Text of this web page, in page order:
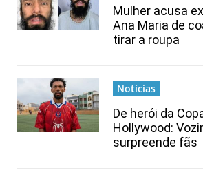
Mulher acusa
Ana Maria de
tirar a roupa
Notícias
De herói da
Hollywood:
surpreende fãs